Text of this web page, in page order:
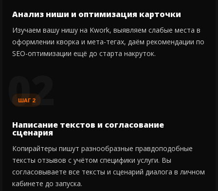
Анализ ниши и оптимизация карточки
Изучаем вашу нишу на Kwork, выявляем слабые места в
оформлении кворка и мета-тегах, даём рекомендации по
SEO-оптимизации ещё до старта накруток.
02
ШАГ 2
Написание текстов и согласование
сценария
Копирайтеры пишут разнообразные правдоподобные
тексты отзывов с учётом специфики услуги. Вы
согласовываете все тексты и сценарий диалога в личном
кабинете до запуска.